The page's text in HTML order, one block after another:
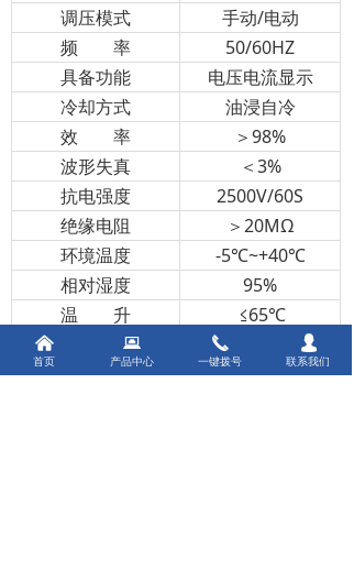
낀
首页
뀵
产品中心
끅
一键拨号
넙
联系我们
调压模式
手动/电动
频 率
50/60HZ
具备功能
电压电流显示
冷却方式
油浸自冷
效 率
＞98%
波形失真
＜3%
抗电强度
2500V/60S
绝缘电阻
＞20MΩ
环境温度
-5℃~+40℃
相对湿度
95%
温 升
≤65℃
噪 声